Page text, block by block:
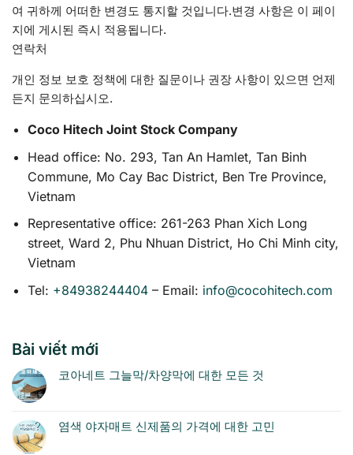
여 귀하께 어떠한 변경도 통지할 것입니다.변경 사항은 이 페이
지에 게시된 즉시 적용됩니다.
연락처
개인 정보 보호 정책에 대한 질문이나 권장 사항이 있으면 언제
든지 문의하십시오.
Coco Hitech Joint Stock Company
Head office: No. 293, Tan An Hamlet, Tan Binh
Commune, Mo Cay Bac District, Ben Tre Province,
Vietnam
Representative office: 261-263 Phan Xich Long
street, Ward 2, Phu Nhuan District, Ho Chi Minh city,
Vietnam
Tel: +84938244404 – Email: info@cocohitech.com
Bài viết mới
코아네트 그늘막/차양막에 대한 모든 것
염색 야자매트 신제품의 가격에 대한 고민